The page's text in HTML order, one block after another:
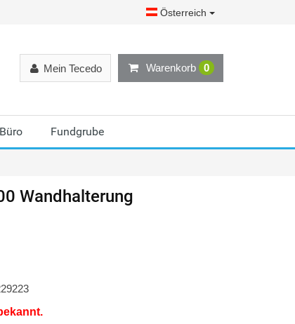
Österreich
Warenkorb 0
Mein Tecedo
Fundgrube
Wandhalterung